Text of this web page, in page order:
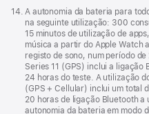
Nota
rodapé
14. A autonomia da bateria para
na seguinte utilização: 300
15 minutos de utilização de
música a partir do Apple Watch
registo de sono, num período
Series 11 (GPS) inclui a ligação
24 horas do teste. A utilização
(GPS + Cellular) inclui um total
20 horas de ligação Bluetooth a
autonomia da bateria em modo